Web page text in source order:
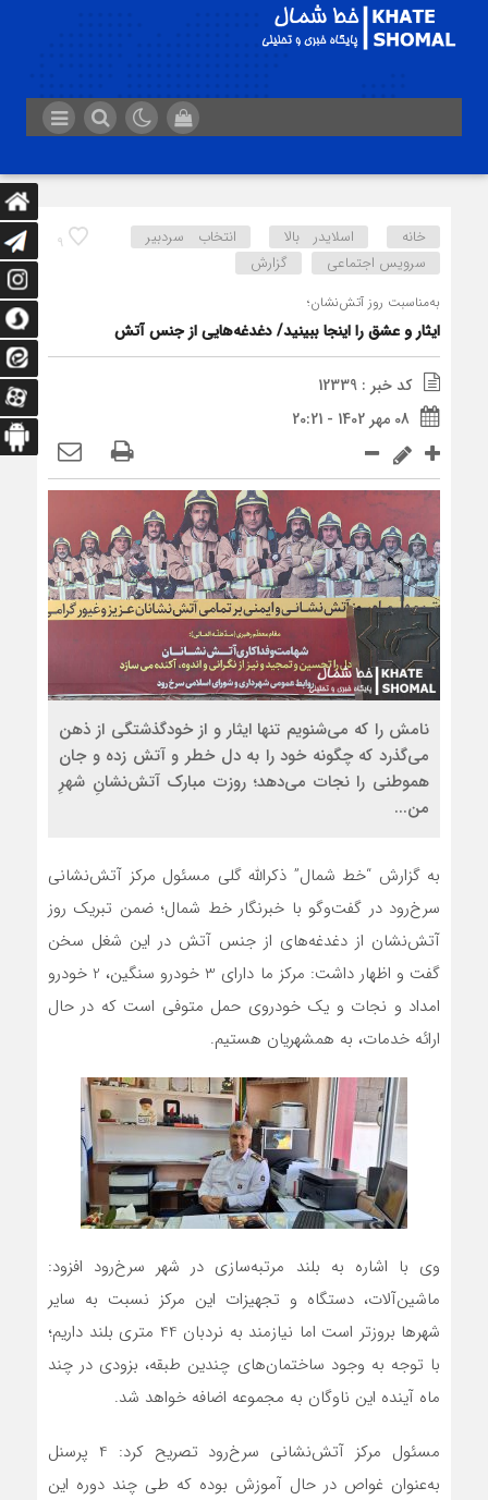
9 خانه اسلایدر بالا
انتخاب سردبیر
سرویس اجتماعی
گزارش
به‌مناسبت روز آتش‌نشان؛
ایثار و عشق را اینجا ببینید/ دغدغه‌هایی از جنس آتش
کد خبر : 12339
08 مهر 1402 - 20:21
نامش را که می‌شنویم تنها ایثار و از خودگذشتگی از ذهن
می‌گذرد که چگونه خود را به دل خطر و آتش زده و جان
هموطنی را نجات می‌دهد؛ روزت مبارک آتش‌نشانِ شهرِ
من...
به گزارش “خط شمال” ذکرالله گلی مسئول مرکز آتش‌نشانی
سرخ‌رود در گفت‌وگو با خبرنگار خط شمال؛ ضمن تبریک روز
آتش‌نشان از دغدغه‌های از جنس آتش در این شغل سخن
گفت و اظهار داشت: مرکز ما دارای 3 خودرو سنگین، 2 خودرو
امداد و نجات و یک خودروی حمل متوفی است که در حال
ارائه خدمات، به همشهریان هستیم.
وی با اشاره به بلند مرتبه‌سازی در شهر سرخ‌رود افزود:
ماشین‌آلات، دستگاه و تجهیزات این مرکز نسبت به سایر
شهرها بروزتر است اما نیازمند به نردبان 44 متری بلند داریم؛
با توجه به وجود ساختمان‌های چندین طبقه، بزودی در چند
ماه آینده این ناوگان به مجموعه اضافه خواهد شد.
مسئول مرکز آتش‌نشانی سرخ‌رود تصریح کرد: 4 پرسنل
به‌عنوان غواص در حال آموزش بوده که طی چند دوره این